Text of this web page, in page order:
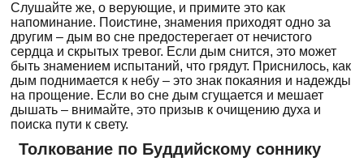
Слушайте же, о верующие, и примите это как
напоминание. Поистине, знамения приходят одно за
другим – дым во сне предостерегает от нечистого
сердца и скрытых тревог. Если дым снится, это может
быть знамением испытаний, что грядут. Приснилось, как
дым поднимается к небу – это знак покаяния и надежды
на прощение. Если во сне дым сгущается и мешает
дышать – внимайте, это призыв к очищению духа и
поиска пути к свету.
Толкование по Буддийскому соннику